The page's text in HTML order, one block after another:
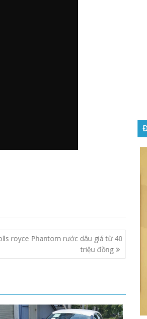
royce Phantom rước dâu giá từ 40
triệu đồng